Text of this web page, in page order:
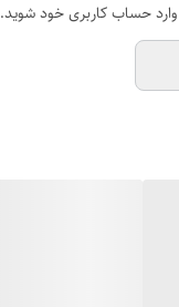
وارد حساب کاربری خود شوید.